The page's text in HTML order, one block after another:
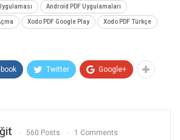
Android PDF Uygulamaları
Xodo PDF Google Play Xodo PDF Türkçe
Twitter Google+
560 Posts 1 Comments